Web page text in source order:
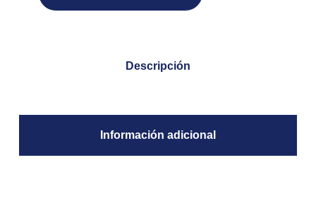
Descripción
Información adicional